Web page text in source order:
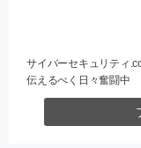
サイバーセキュリティ
伝えるべく日々奮闘中